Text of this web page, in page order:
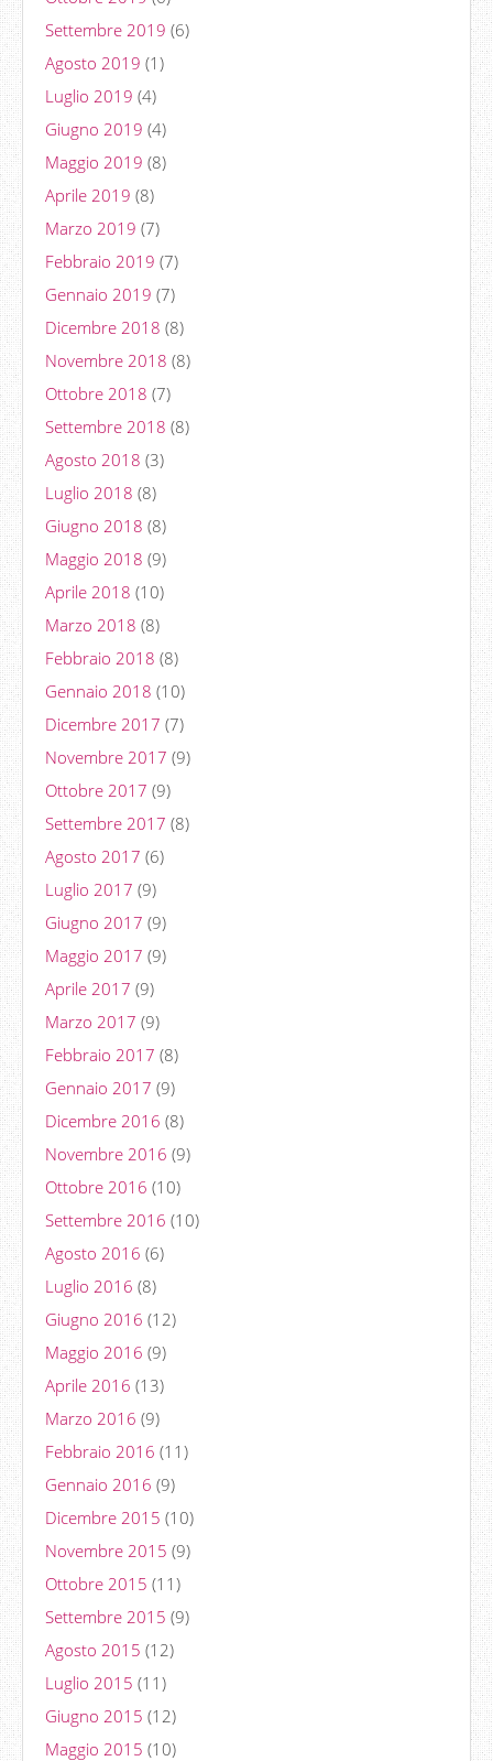
Settembre 2019 (6)
Agosto 2019 (1)
Luglio 2019 (4)
Giugno 2019 (4)
Maggio 2019 (8)
Aprile 2019 (8)
Marzo 2019 (7)
Febbraio 2019 (7)
Gennaio 2019 (7)
Dicembre 2018 (8)
Novembre 2018 (8)
Ottobre 2018 (7)
Settembre 2018 (8)
Agosto 2018 (3)
Luglio 2018 (8)
Giugno 2018 (8)
Maggio 2018 (9)
Aprile 2018 (10)
Marzo 2018 (8)
Febbraio 2018 (8)
Gennaio 2018 (10)
Dicembre 2017 (7)
Novembre 2017 (9)
Ottobre 2017 (9)
Settembre 2017 (8)
Agosto 2017 (6)
Luglio 2017 (9)
Giugno 2017 (9)
Maggio 2017 (9)
Aprile 2017 (9)
Marzo 2017 (9)
Febbraio 2017 (8)
Gennaio 2017 (9)
Dicembre 2016 (8)
Novembre 2016 (9)
Ottobre 2016 (10)
Settembre 2016 (10)
Agosto 2016 (6)
Luglio 2016 (8)
Giugno 2016 (12)
Maggio 2016 (9)
Aprile 2016 (13)
Marzo 2016 (9)
Febbraio 2016 (11)
Gennaio 2016 (9)
Dicembre 2015 (10)
Novembre 2015 (9)
Ottobre 2015 (11)
Settembre 2015 (9)
Agosto 2015 (12)
Luglio 2015 (11)
Giugno 2015 (12)
Maggio 2015 (10)